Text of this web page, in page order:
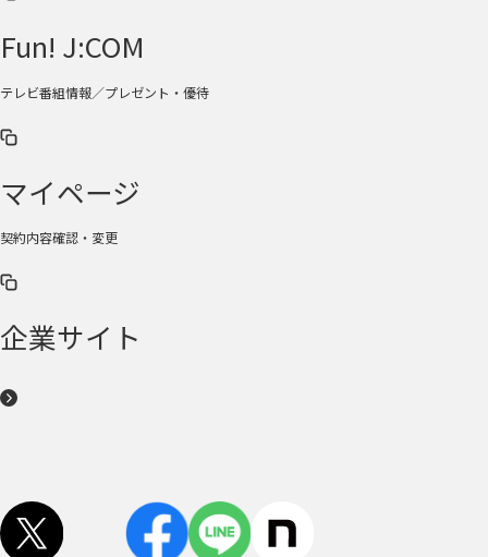
Fun! J:COM
テレビ番組情報／プレゼント・優待
マイページ
契約内容確認・変更
企業サイト